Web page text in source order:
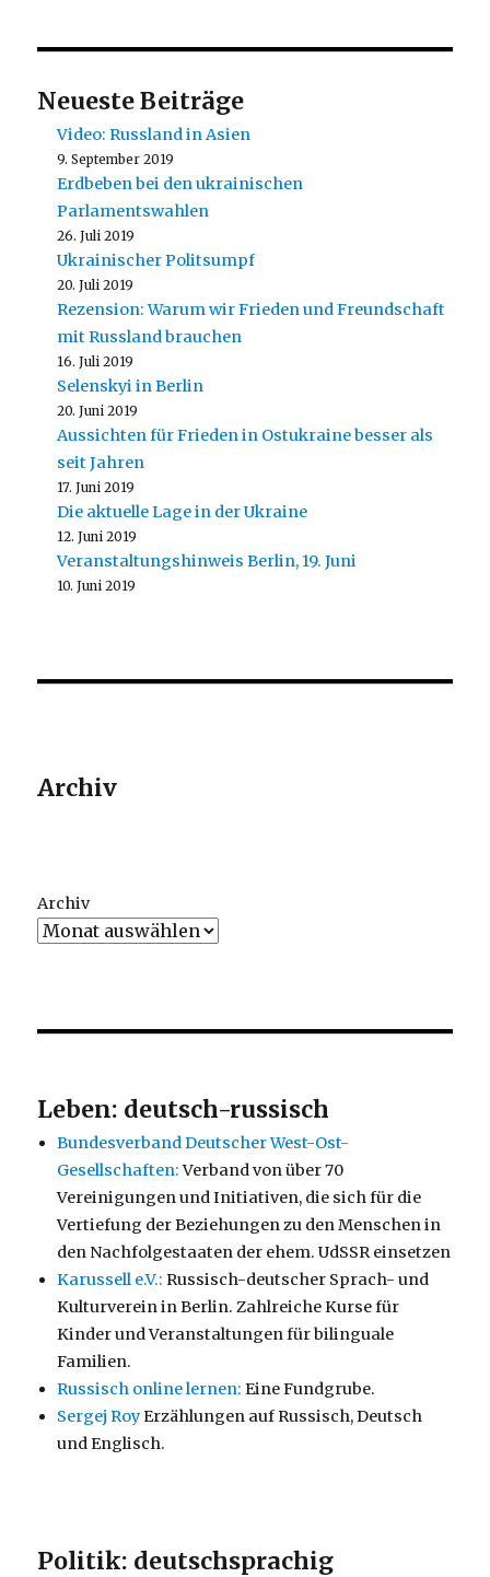
Neueste Beiträge
Video: Russland in Asien
9. September 2019
Erdbeben bei den ukrainischen
Parlamentswahlen
26. Juli 2019
Ukrainischer Politsumpf
20. Juli 2019
Rezension: Warum wir Frieden und Freundschaft
mit Russland brauchen
16. Juli 2019
Selenskyi in Berlin
20. Juni 2019
Aussichten für Frieden in Ostukraine besser als
seit Jahren
17. Juni 2019
Die aktuelle Lage in der Ukraine
12. Juni 2019
Veranstaltungshinweis Berlin, 19. Juni
10. Juni 2019
Archiv
Archiv
Leben: deutsch-russisch
Bundesverband Deutscher West-Ost-
Gesellschaften:Verband von über 70
Vereinigungen und Initiativen, die sich für die
Vertiefung der Beziehungen zu den Menschen in
den Nachfolgestaaten der ehem. UdSSR einsetzen
Karussell e.V.: Russisch-deutscher Sprach- und
Kulturverein in Berlin. Zahlreiche Kurse für
Kinder und Veranstaltungen für bilinguale
Familien.
Russisch online lernen: Eine Fundgrube.
Sergej RoyErzählungen auf Russisch, Deutsch
und Englisch.
Politik: deutschsprachig